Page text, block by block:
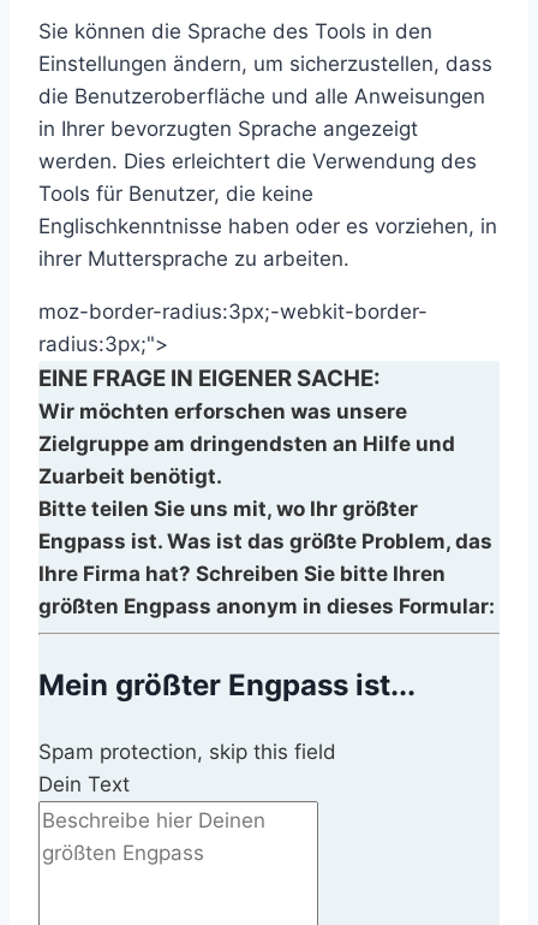
Sie können die Sprache des Tools in den
Einstellungen ändern, um sicherzustellen, dass
die Benutzeroberfläche und alle Anweisungen
in Ihrer bevorzugten Sprache angezeigt
werden. Dies erleichtert die Verwendung des
Tools für Benutzer, die keine
Englischkenntnisse haben oder es vorziehen, in
ihrer Muttersprache zu arbeiten.
moz-border-radius:3px;-webkit-border-
radius:3px;">
EINE FRAGE IN EIGENER SACHE:
Wir möchten erforschen was unsere
Zielgruppe am dringendsten an Hilfe und
Zuarbeit benötigt.
Bitte teilen Sie uns mit, wo Ihr größter
Engpass ist. Was ist das größte Problem, das
Ihre Firma hat? Schreiben Sie bitte Ihren
größten Engpass anonym in dieses Formular:
Mein größter Engpass ist...
Spam protection, skip this field
Dein Text